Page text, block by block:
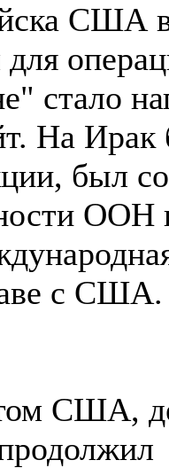
США
стало
На Ирак
был
ООН
с США.
США,